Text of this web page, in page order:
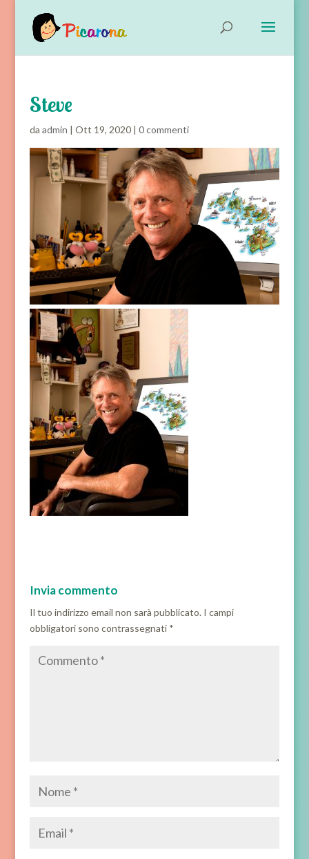
Steve
da admin | Ott 19, 2020| 0 commenti
Invia commento
Il tuo indirizzo email non sarà pubblicato. I campi
obbligatori sono contrassegnati *